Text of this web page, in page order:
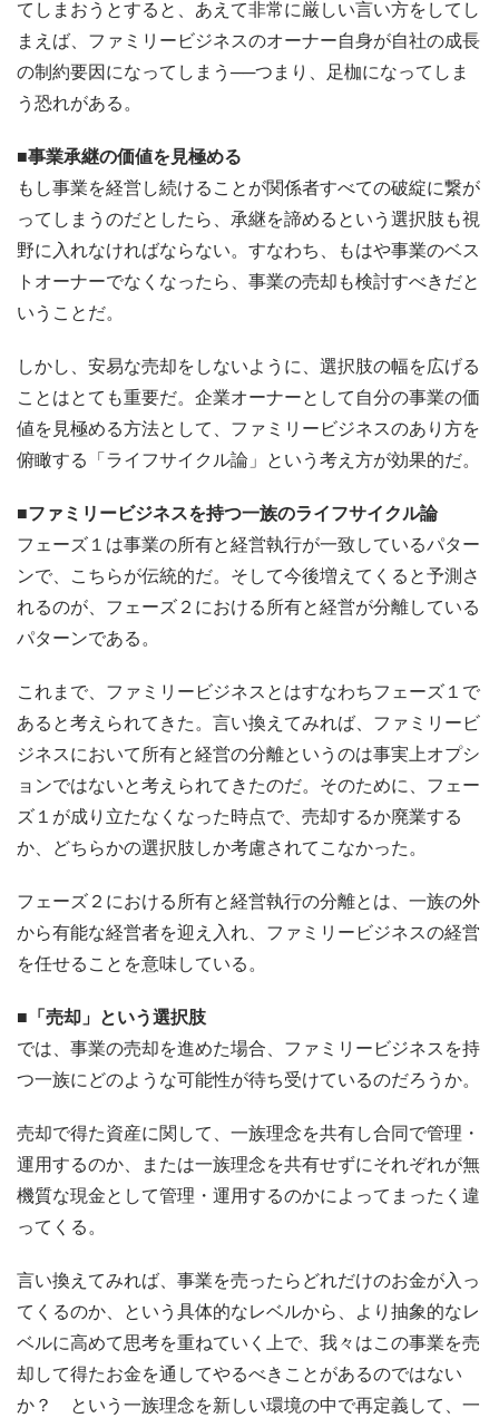
てしまおうとすると、あえて非常に厳しい言い方をしてし
まえば、ファミリービジネスのオーナー自身が自社の成長
の制約要因になってしまう──つまり、足枷になってしま
う恐れがある。
■事業承継の価値を見極める
もし事業を経営し続けることが関係者すべての破綻に繋が
ってしまうのだとしたら、承継を諦めるという選択肢も視
野に入れなければならない。すなわち、もはや事業のベス
トオーナーでなくなったら、事業の売却も検討すべきだと
いうことだ。
しかし、安易な売却をしないように、選択肢の幅を広げる
ことはとても重要だ。企業オーナーとして自分の事業の価
値を見極める方法として、ファミリービジネスのあり方を
俯瞰する「ライフサイクル論」という考え方が効果的だ。
■ファミリービジネスを持つ一族のライフサイクル論
フェーズ１は事業の所有と経営執行が一致しているパター
ンで、こちらが伝統的だ。そして今後増えてくると予測さ
れるのが、フェーズ２における所有と経営が分離している
パターンである。
これまで、ファミリービジネスとはすなわちフェーズ１で
あると考えられてきた。言い換えてみれば、ファミリービ
ジネスにおいて所有と経営の分離というのは事実上オプシ
ョンではないと考えられてきたのだ。そのために、フェー
ズ１が成り立たなくなった時点で、売却するか廃業する
か、どちらかの選択肢しか考慮されてこなかった。
フェーズ２における所有と経営執行の分離とは、一族の外
から有能な経営者を迎え入れ、ファミリービジネスの経営
を任せることを意味している。
■「売却」という選択肢
では、事業の売却を進めた場合、ファミリービジネスを持
つ一族にどのような可能性が待ち受けているのだろうか。
売却で得た資産に関して、一族理念を共有し合同で管理・
運用するのか、または一族理念を共有せずにそれぞれが無
機質な現金として管理・運用するのかによってまったく違
ってくる。
言い換えてみれば、事業を売ったらどれだけのお金が入っ
てくるのか、という具体的なレベルから、より抽象的なレ
ベルに高めて思考を重ねていく上で、我々はこの事業を売
却して得たお金を通してやるべきことがあるのではない
か？ という一族理念を新しい環境の中で再定義して、一